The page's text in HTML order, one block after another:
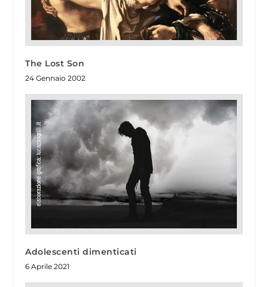
The Lost Son
24 Gennaio 2002
Adolescenti dimenticati
6 Aprile 2021